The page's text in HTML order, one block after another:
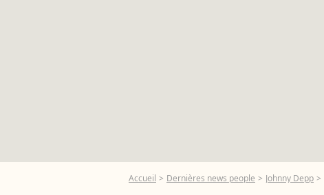
Accueil Dernières news people Johnny Depp